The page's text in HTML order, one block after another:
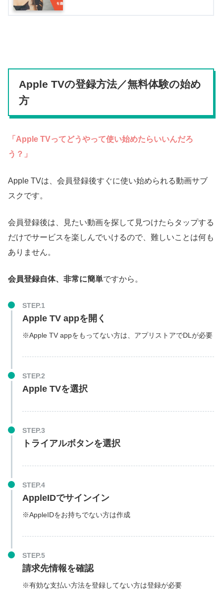
Apple TVの登録方法／無料体験の始め
方
「Apple TVってどうやって使い始めたらいいんだろ
う？」
Apple TVは、会員登録後すぐに使い始められる動画サブ
スクです。
会員登録後は、見たい動画を探して見つけたらタップする
だけでサービスを楽しんでいけるので、難しいことは何も
ありません。
会員登録自体、非常に簡単ですから。
STEP.1
Apple TV appを開く
※Apple TV appをもってない方は、アプリストアでDLが必要
STEP.2
Apple TVを選択
STEP.3
トライアルボタンを選択
STEP.4
AppleIDでサインイン
※AppleIDをお持ちでない方は作成
STEP.5
請求先情報を確認
※有効な支払い方法を登録してない方は登録が必要